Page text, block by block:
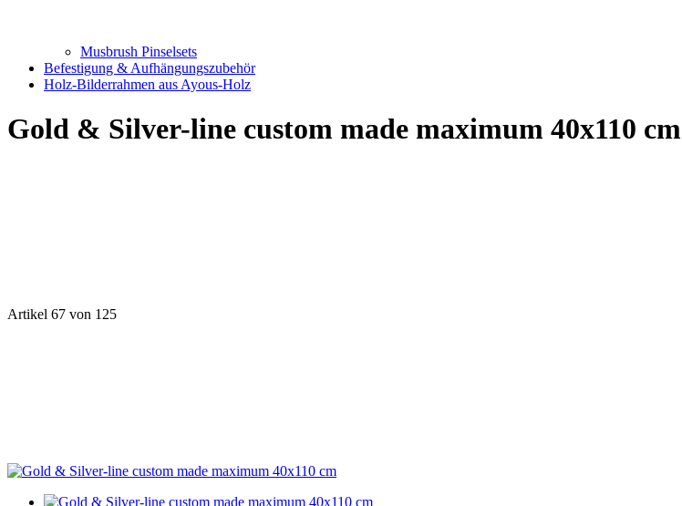
Musbrush Pinselsets
Befestigung & Aufhängungszubehör
Holz-Bilderrahmen aus Ayous-Holz
Gold & Silver-line custom made maximum 40x110 cm
Artikel 67 von 125